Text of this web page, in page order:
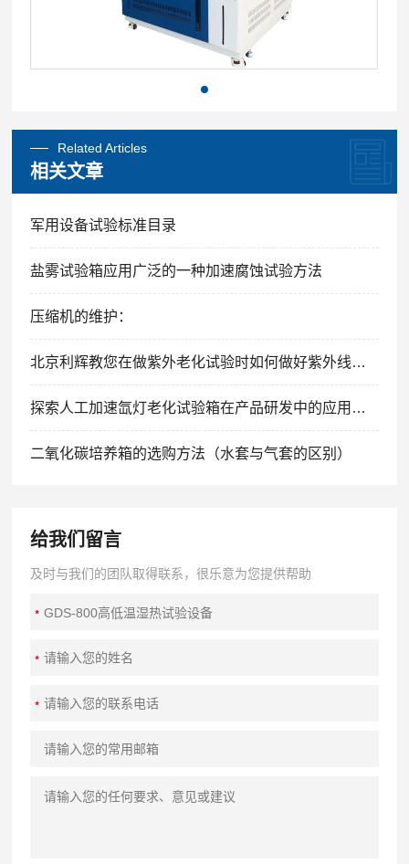
Related Articles
相关文章
军用设备试验标准目录
盐雾试验箱应用广泛的一种加速腐蚀试验方法
压缩机的维护：
北京利辉教您在做紫外老化试验时如何做好紫外线防护？
探索人工加速氙灯老化试验箱在产品研发中的应用价值
二氧化碳培养箱的选购方法（水套与气套的区别）
给我们留言
及时与我们的团队取得联系，很乐意为您提供帮助